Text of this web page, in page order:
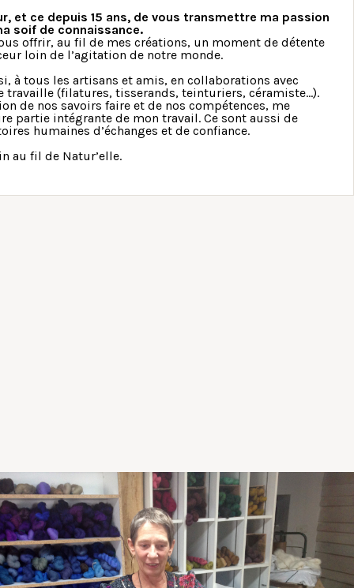
et ce depuis 15 ans, de vous transmettre ma passion
soif de connaissance.
offrir, au fil de mes créations, un moment de détente
loin de l’agitation de notre monde.
à tous les artisans et amis, en collaborations avec
travaille (filatures, tisserands, teinturiers, céramiste…).
de nos savoirs faire et de nos compétences, me
partie intégrante de mon travail. Ce sont aussi de
humaines d’échanges et de confiance.
au fil de Natur’elle.